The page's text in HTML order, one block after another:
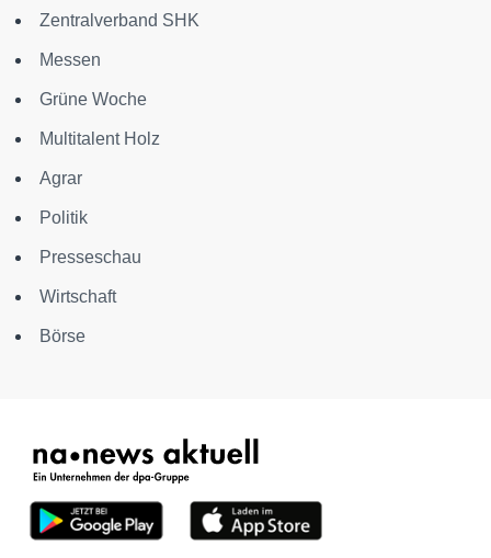
Zentralverband SHK
Messen
Grüne Woche
Multitalent Holz
Agrar
Politik
Presseschau
Wirtschaft
Börse